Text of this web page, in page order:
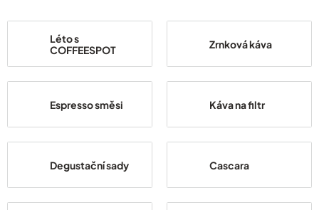
Léto s
COFFEESPOT
Zrnková káva
Espresso směsi Káva na filtr
Degustační sady Cascara